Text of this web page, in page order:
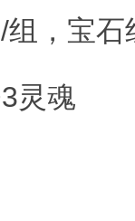
，宝石
灵魂